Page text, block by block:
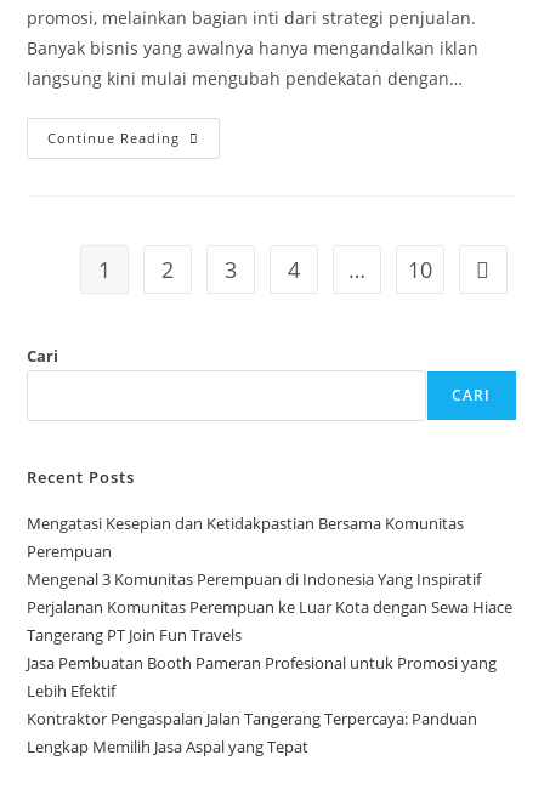
promosi, melainkan bagian inti dari strategi penjualan.
Banyak bisnis yang awalnya hanya mengandalkan iklan
langsung kini mulai mengubah pendekatan dengan…
Continue Reading Seberapa
Signifikan
1 2 3 4 … 10 Go to
Cari
CARI
Recent Posts
Mengatasi Kesepian dan Ketidakpastian Bersama Komunitas
Perempuan
Mengenal 3 Komunitas Perempuan di Indonesia Yang Inspiratif
Perjalanan Komunitas Perempuan ke Luar Kota dengan Sewa Hiace
Tangerang PT Join Fun Travels
Jasa Pembuatan Booth Pameran Profesional untuk Promosi yang
Lebih Efektif
Kontraktor Pengaspalan Jalan Tangerang Terpercaya: Panduan
Lengkap Memilih Jasa Aspal yang Tepat